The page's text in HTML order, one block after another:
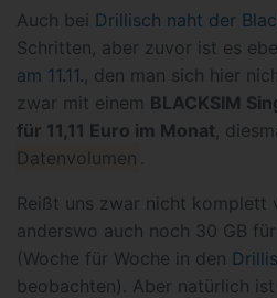
Auch bei Drillisch naht der
Schritten, aber zuvor ist es
am 11.11., den man sich hier
zwar mit einem BLACKSIM
für 11,11 Euro im Monat,
Datenvolumen .
Reißt uns zwar nicht komplett
anderswo auch noch 30 GB
(Woche für Woche in den
beobachten). Aber natürlich